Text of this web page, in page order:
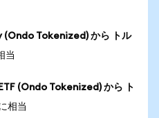
Tokenized) から トル
当
(Ondo Tokenized) から ト
相当